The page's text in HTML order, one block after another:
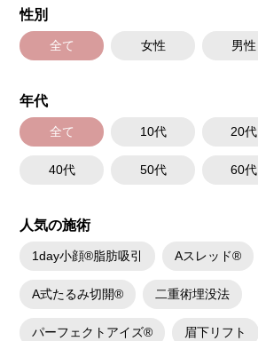
性別
全て 女性 男性
年代
全て 10代 20代
40代 50代 60代
人気の施術
1day小顔®脂肪吸引 Aスレッド®
A式たるみ切開® 二重術埋没法
パーフェクトアイズ® 眉下リフト